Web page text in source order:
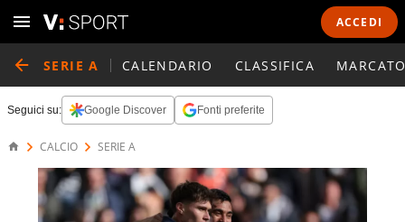
ACCEDI
SERIE A CALENDARIO CLASSIFICA
Seguici su: Google Discover Fonti preferite
CALCIO SERIE A